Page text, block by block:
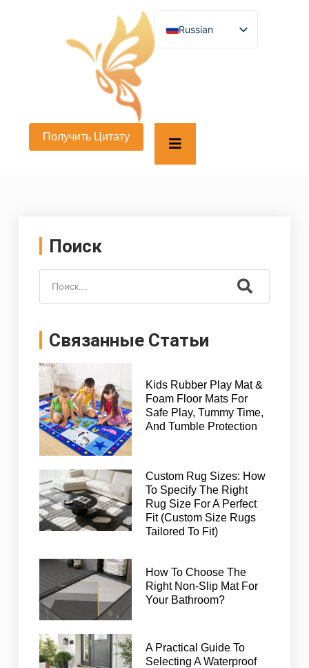
Russian
English
Arabic
Hebrew
Bengali
Korean
Получить Цитату
Поиск
Связанные Статьи
Kids Rubber Play Mat &
Foam Floor Mats For
Safe Play, Tummy Time,
And Tumble Protection
Custom Rug Sizes: How
To Specify The Right
Rug Size For A Perfect
Fit (Custom Size Rugs
Tailored To Fit)
How To Choose The
Right Non-Slip Mat For
Your Bathroom?
A Practical Guide To
Selecting A Waterproof